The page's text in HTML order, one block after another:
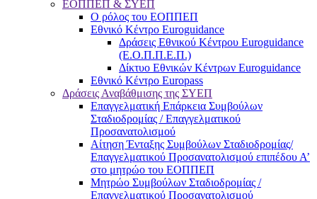
ΕΟΠΠΕΠ & ΣΥΕΠ
Ο ρόλος του ΕΟΠΠΕΠ
Εθνικό Κέντρο Euroguidance
Δράσεις Εθνικού Κέντρου Euroguidance
(Ε.Ο.Π.Π.Ε.Π.)
Δίκτυο Εθνικών Κέντρων Euroguidance
Εθνικό Κέντρο Europass
Δράσεις Αναβάθμισης της ΣΥΕΠ
Επαγγελματική Επάρκεια Συμβούλων
Σταδιοδρομίας / Επαγγελματικού
Προσανατολισμού
Αίτηση Ένταξης Συμβούλων Σταδιοδρομίας/
Επαγγελματικού Προσανατολισμού επιπέδου Α’
στο μητρώο του ΕΟΠΠΕΠ
Μητρώο Συμβούλων Σταδιοδρομίας /
Επαγγελματικού Προσανατολισμού